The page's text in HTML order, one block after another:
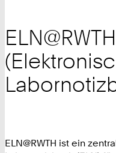
ELN@RWTH
ELN@RWTH ist ein